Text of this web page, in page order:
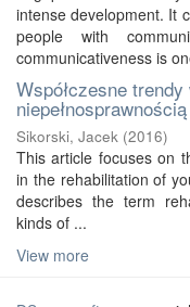
intense development. It
people with
communicativeness is
Współczesne
niepełnosprawnością
Sikorski, Jacek (2016)
This article focuses on
in the rehabilitation of
describes the term
kinds of ...
View more